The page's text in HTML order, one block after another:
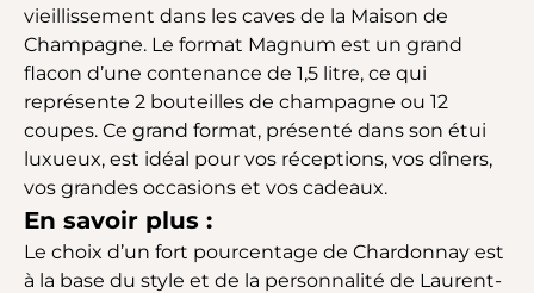
vieillissement dans les caves de la Maison de
Champagne. Le format Magnum est un grand
flacon d’une contenance de 1,5 litre, ce qui
représente 2 bouteilles de champagne ou 12
coupes. Ce grand format, présenté dans son étui
luxueux, est idéal pour vos réceptions, vos dîners,
vos grandes occasions et vos cadeaux.
En savoir plus :
Le choix d’un fort pourcentage de Chardonnay est
à la base du style et de la personnalité de Laurent-